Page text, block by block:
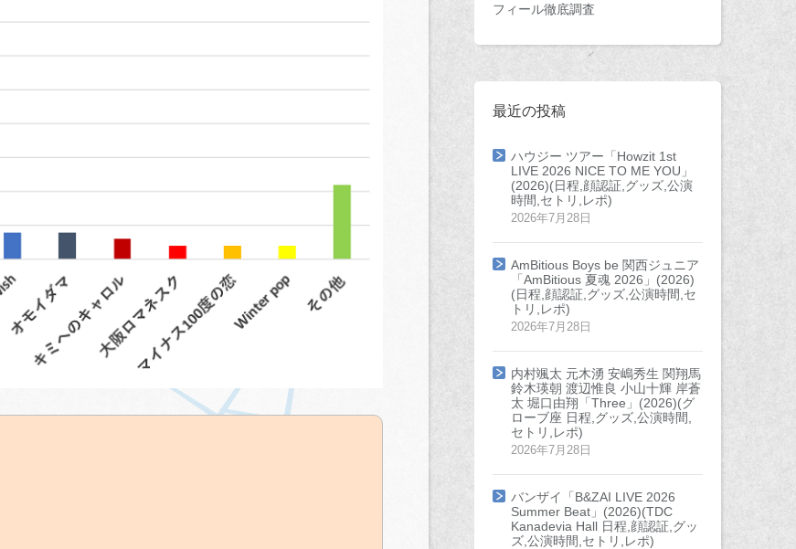
フィール徹底調査
最近の投稿
ハウジー ツアー「Howzit 1st
LIVE 2026 NICE TO ME YOU」
(2026)(日程,顔認証,グッズ,公演
時間,セトリ,レポ)
2026年7月28日
AmBitious Boys be 関西ジュニア
「AmBitious 夏魂 2026」(2026)
(日程,顔認証,グッズ,公演時間,セ
トリ,レポ)
2026年7月28日
内村颯太 元木湧 安嶋秀生 関翔馬
鈴木瑛朝 渡辺惟良 小山十輝 岸蒼
太 堀口由翔「Three」(2026)(グ
ローブ座 日程,グッズ,公演時間,
セトリ,レポ)
2026年7月28日
バンザイ「B&ZAI LIVE 2026
Summer Beat」(2026)(TDC
Kanadevia Hall 日程,顔認証,グッ
ズ,公演時間,セトリ,レポ)